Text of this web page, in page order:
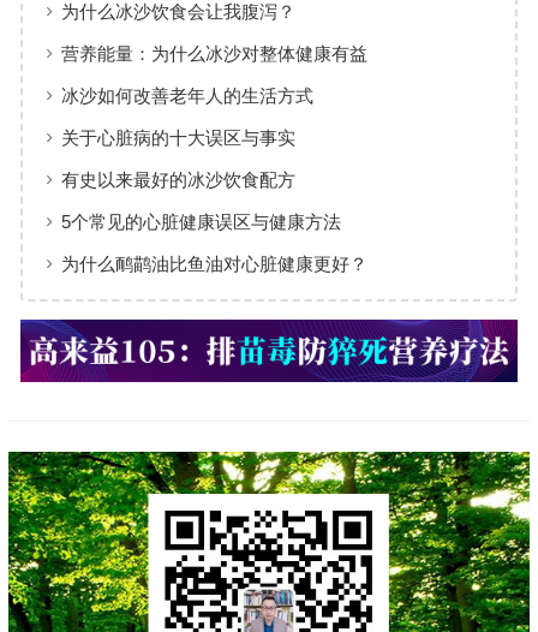
为什么冰沙饮食会让我腹泻？
营养能量：为什么冰沙对整体健康有益
冰沙如何改善老年人的生活方式
关于心脏病的十大误区与事实
有史以来最好的冰沙饮食配方
5个常见的心脏健康误区与健康方法
为什么鸸鹋油比鱼油对心脏健康更好？